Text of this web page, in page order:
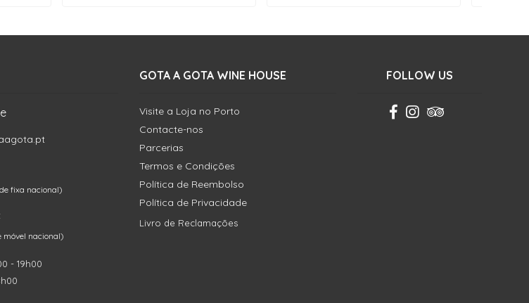
fixa nacional)
móvel nacional)
- 19h00
GOTA A GOTA WINE HOUSE
Visite a Loja no Porto
Contacte-nos
Parcerias
Termos e Condições
Política de Reembolso
Política de Privacidade
Livro de Reclamações
FOLLOW US